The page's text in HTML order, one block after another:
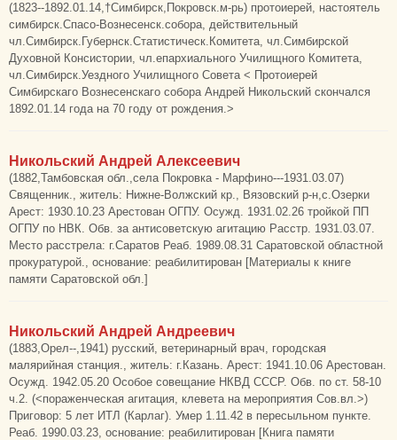
(1823--1892.01.14,†Симбирск,Покровск.м-рь) протоиерей, настоятель
симбирск.Спасо-Вознесенск.собора, действительный
чл.Симбирск.Губернск.Статистическ.Комитета, чл.Симбирской
Духовной Консистории, чл.епархиального Училищного Комитета,
чл.Симбирск.Уездного Училищного Совета < Протоиерей
Симбирскаго Вознесенскаго собора Андрей Никольский скончался
1892.01.14 года на 70 году от рождения.>
Никольский Андрей Алексеевич
(1882,Тамбовская обл.,села Покровка - Марфино---1931.03.07)
Священник., житель: Нижне-Волжский кр., Вязовский р-н,с.Озерки
Арест: 1930.10.23 Арестован ОГПУ. Осужд. 1931.02.26 тройкой ПП
ОГПУ по НВК. Обв. за антисоветскую агитацию Расстр. 1931.03.07.
Место расстрела: г.Саратов Реаб. 1989.08.31 Саратовской областной
прокуратурой., основание: реабилитирован [Материалы к книге
памяти Саратовской обл.]
Никольский Андрей Андреевич
(1883,Орел--,1941) русский, ветеринарный врач, городская
малярийная станция., житель: г.Казань. Арест: 1941.10.06 Арестован.
Осужд. 1942.05.20 Особое совещание НКВД СССР. Обв. по ст. 58-10
ч.2. (<пораженческая агитация, клевета на мероприятия Сов.вл.>)
Приговор: 5 лет ИТЛ (Карлаг). Умер 1.11.42 в пересыльном пункте.
Реаб. 1990.03.23, основание: реабилитирован [Книга памяти